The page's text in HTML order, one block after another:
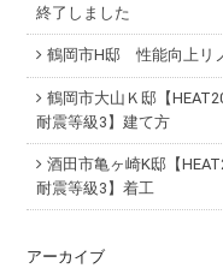
終了しました
鶴岡市H邸 性能向上リ
鶴岡市大山Ｋ邸【
耐震等級3】建て方
酒田市亀ヶ崎K邸【
耐震等級3】着工
アーカイブ